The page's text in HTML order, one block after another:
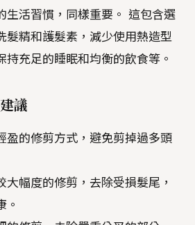
生活習慣，同樣重要。 這包含選
髮精和護髮素，減少使用熱造型
持充足的睡眠和均衡的飲食等。
議
盈的修剪方式，避免剪掉過多頭
大幅度的修剪，去除受損髮尾，
。